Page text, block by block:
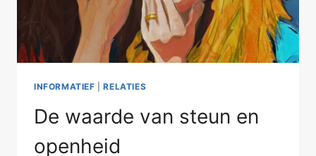
INFORMATIEF |RELATIES
De waarde van steun en
openheid